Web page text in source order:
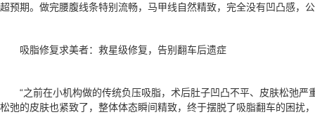
超预期。做完腰腹线条特别流畅，马甲线自然精致，完全没有凹凸感，
吸脂修复求美者：救星级修复，告别翻车后遗症
“之前在小机构做的传统负压吸脂，术后肚子凹凸不平、皮肤松弛
松弛的皮肤也紧致了，整体体态瞬间精致，终于摆脱了吸脂翻车的困扰